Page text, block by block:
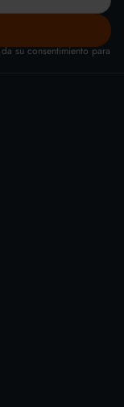
su consentimiento para